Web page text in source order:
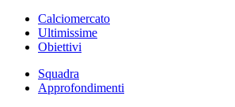
Calciomercato
Ultimissime
Obiettivi
Squadra
Approfondimenti